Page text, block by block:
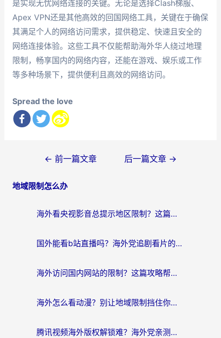
是实现无忧网络连接的关键。无论是选择Clash梯服、
Apex VPN还是其他高效的回国网络工具，关键在于确保
其满足个人的网络访问需求，提供稳定、快速且安全的
网络连接体验。这些工具不仅能帮助海外华人绕过地理
限制，畅享国内的网络内容，还能在游戏、娱乐或工作
等多种场景下，提供便利且高效的网络访问。
Spread the love
导
← 前一篇文章 后一篇文章 →
地域限制怎么办
海外看央视影音总提示地区限制？这篇教你选对回国加速器，流畅追剧不踩坑
国外能看b站直播吗？海外党追剧看片的终极解决方案来了
海外访问国内网站的限制？这篇攻略帮你无缝解锁12306、12123和国内影音
海外怎么看动漫？别让地域限制挡住你的追番快乐
腾讯视频海外版权解锁难？海外党亲测：选对回国加速器，追剧观影零障碍